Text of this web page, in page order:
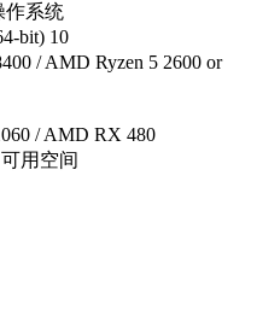
作系统
bit) 10
/ AMD Ryzen 5 2600 or
/ AMD RX 480
用空间